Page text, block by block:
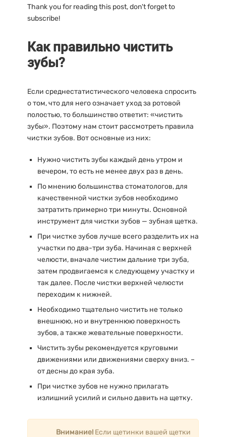
Thank you for reading this post, don't forget to
subscribe!
Как правильно чистить
зубы?
Если среднестатистического человека спросить
о том, что для него означает уход за ротовой
полостью, то большинство ответит: «чистить
зубы». Поэтому нам стоит рассмотреть правила
чистки зубов. Вот основные из них:
Нужно чистить зубы каждый день утром и
вечером, то есть не менее двух раз в день.
По мнению большинства стоматологов, для
качественной чистки зубов необходимо
затратить примерно три минуты. Основной
инструмент для чистки зубов — зубная щетка.
При чистке зубов лучше всего разделить их на
участки по два-три зуба. Начиная с верхней
челюсти, вначале чистим дальние три зуба,
затем продвигаемся к следующему участку и
так далее. После чистки верхней челюсти
переходим к нижней.
Необходимо тщательно чистить не только
внешнюю, но и внутреннюю поверхность
зубов, а также жевательные поверхности.
Чистить зубы рекомендуется круговыми
движениями или движениями сверху вниз. –
от десны до края зуба.
При чистке зубов не нужно прилагать
излишний усилий и сильно давить на щетку.
Внимание! Если щетинки вашей щетки